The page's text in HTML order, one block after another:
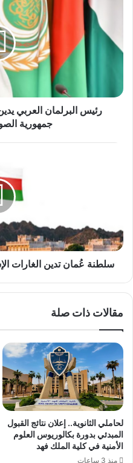
بشدة
جمهورية
الصومالرئيس البرلمان العربي
جمهورية
السورية
سلطنة عُمان تدين الغارات
مقالات ذات صلة
لحاملي الثانوية.. إعلان نتائج القبول
المبدئي بدورة بكالوريوس العلوم
الأمنية في كلية الملك فهد
منذ 3 ساعات